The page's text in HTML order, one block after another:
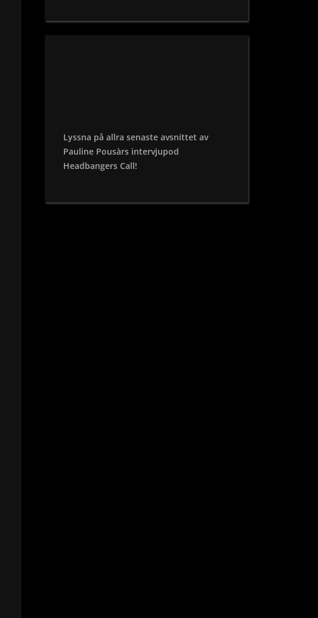
Lyssna på allra senaste avsnittet av
Pauline Pousàrs intervjupod
Headbangers Call!